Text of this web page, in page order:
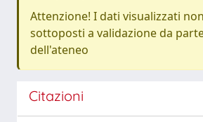
Attenzione! I dati visualizzati
sottoposti a validazione da
dell'ateneo
Citazioni